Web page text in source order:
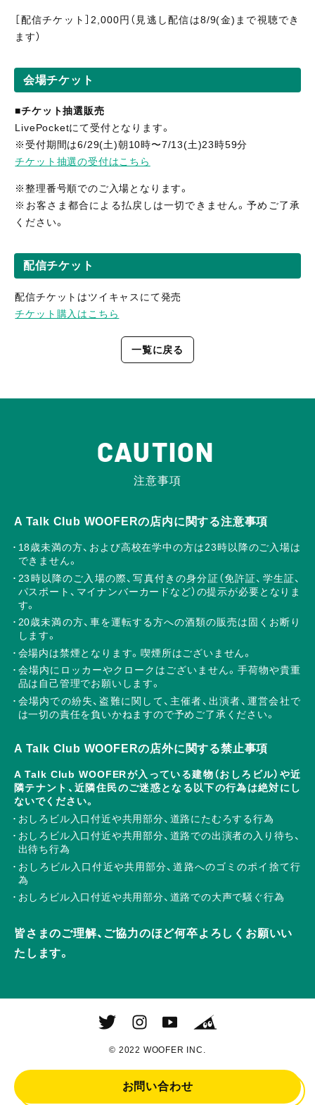
［配信チケット］2,000円（見逃し配信は8/9(金)まで視聴でき
ます）
会場チケット
■チケット抽選販売
LivePocketにて受付となります。
※受付期間は6/29(土)朝10時〜7/13(土)23時59分
チケット抽選の受付はこちら
※整理番号順でのご入場となります。
※お客さま都合による払戻しは一切できません。予めご了承
ください。
配信チケット
配信チケットはツイキャスにて発売
チケット購入はこちら
一覧に戻る
CAUTION
注意事項
A Talk Club WOOFERの店内に関する注意事項
18歳未満の方、および高校在学中の方は23時以降のご入場は
できません。
23時以降のご入場の際、写真付きの身分証（免許証、学生証、
パスポート、マイナンバーカードなど）の提示が必要となりま
す。
20歳未満の方、車を運転する方への酒類の販売は固くお断り
します。
会場内は禁煙となります。喫煙所はございません。
会場内にロッカーやクロークはございません。手荷物や貴重
品は自己管理でお願いします。
会場内での紛失、盗難に関して、主催者、出演者、運営会社で
は一切の責任を負いかねますので予めご了承ください。
A Talk Club WOOFERの店外に関する禁止事項
A Talk Club WOOFERが入っている建物（おしろビル）や近
隣テナント、近隣住民のご迷惑となる以下の行為は絶対にし
ないでください。
おしろビル入口付近や共用部分、道路にたむろする行為
おしろビル入口付近や共用部分、道路での出演者の入り待ち、
出待ち行為
おしろビル入口付近や共用部分、道路へのゴミのポイ捨て行
為
おしろビル入口付近や共用部分、道路での大声で騒ぐ行為
皆さまのご理解、ご協力のほど何卒よろしくお願いい
たします。
© 2022 WOOFER INC.
お問い合わせ